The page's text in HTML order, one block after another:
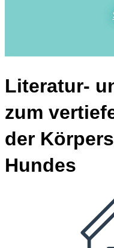
Literatur-
zum
der
Hundes